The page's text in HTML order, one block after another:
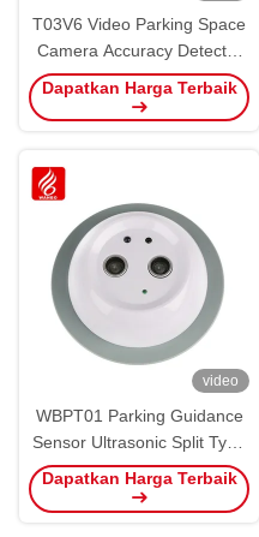
T03V6 Video Parking Space
Camera Accuracy Detector
Recognition LPR
(Pengakuan Detektor
Dapatkan Harga Terbaik
video
WBPT01 Parking Guidance
Sensor Ultrasonic Split Type
LED RGB Color Ultrasonic
Detector
Dapatkan Harga Terbaik